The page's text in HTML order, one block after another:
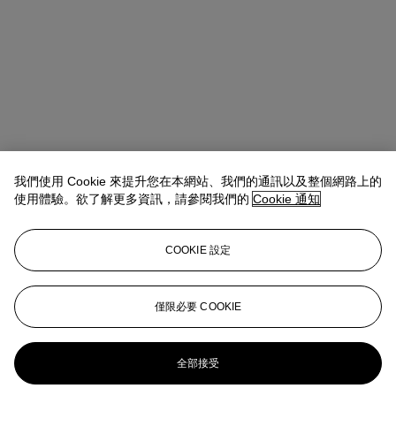
我們使用 Cookie 來提升您在本網站、我們的通訊以及整個網路上的
使用體驗。欲了解更多資訊，請參閱我們的 Cookie 通知
COOKIE 設定
僅限必要 COOKIE
全部接受